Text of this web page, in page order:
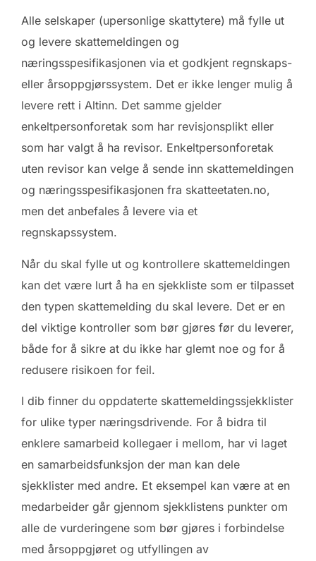
Alle selskaper (upersonlige skattytere) må fylle ut
og levere skattemeldingen og
næringsspesifikasjonen via et godkjent regnskaps-
eller årsoppgjørssystem. Det er ikke lenger mulig å
levere rett i Altinn. Det samme gjelder
enkeltpersonforetak som har revisjonsplikt eller
som har valgt å ha revisor. Enkeltpersonforetak
uten revisor kan velge å sende inn skattemeldingen
og næringsspesifikasjonen fra skatteetaten.no,
men det anbefales å levere via et
regnskapssystem.
Når du skal fylle ut og kontrollere skattemeldingen
kan det være lurt å ha en sjekkliste som er tilpasset
den typen skattemelding du skal levere. Det er en
del viktige kontroller som bør gjøres før du leverer,
både for å sikre at du ikke har glemt noe og for å
redusere risikoen for feil.
I dib finner du oppdaterte skattemeldingssjekklister
for ulike typer næringsdrivende. For å bidra til
enklere samarbeid kollegaer i mellom, har vi laget
en samarbeidsfunksjon der man kan dele
sjekklister med andre. Et eksempel kan være at en
medarbeider går gjennom sjekklistens punkter om
alle de vurderingene som bør gjøres i forbindelse
med årsoppgjøret og utfyllingen av